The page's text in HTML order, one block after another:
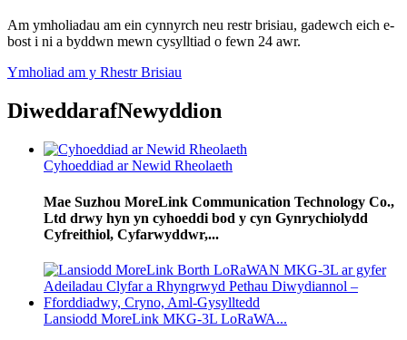
Am ymholiadau am ein cynnyrch neu restr brisiau, gadewch eich e-
bost i ni a byddwn mewn cysylltiad o fewn 24 awr.
Ymholiad am y Rhestr Brisiau
DiweddarafNewyddion
Cyhoeddiad ar Newid Rheolaeth
Mae Suzhou MoreLink Communication Technology Co.,
Ltd drwy hyn yn cyhoeddi bod y cyn Gynrychiolydd
Cyfreithiol, Cyfarwyddwr,...
Lansiodd MoreLink MKG-3L LoRaWA...